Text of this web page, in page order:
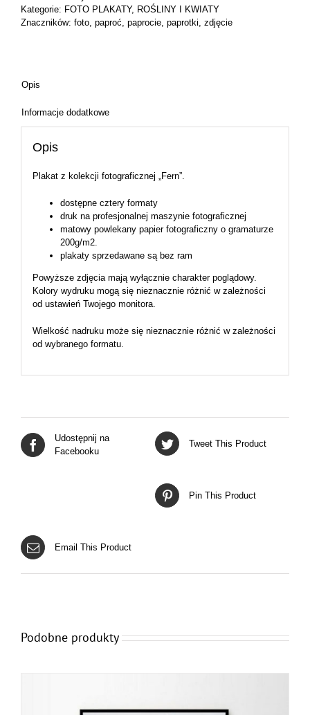
Kategorie: FOTO PLAKATY, ROŚLINY I KWIATY
Znaczników: foto, paproć, paprocie, paprotki, zdjęcie
Opis
Informacje dodatkowe
Opis
Plakat z kolekcji fotograficznej „Fern”.
dostępne cztery formaty
druk na profesjonalnej maszynie fotograficznej
matowy powlekany papier fotograficzny o gramaturze
200g/m2.
plakaty sprzedawane są bez ram
Powyższe zdjęcia mają wyłącznie charakter poglądowy.
Kolory wydruku mogą się nieznacznie różnić w zależności
od ustawień Twojego monitora.
Wielkość nadruku może się nieznacznie różnić w zależności
od wybranego formatu.
Udostępnij na
Facebooku
Tweet This Product
Pin This Product
Email This Product
Podobne produkty